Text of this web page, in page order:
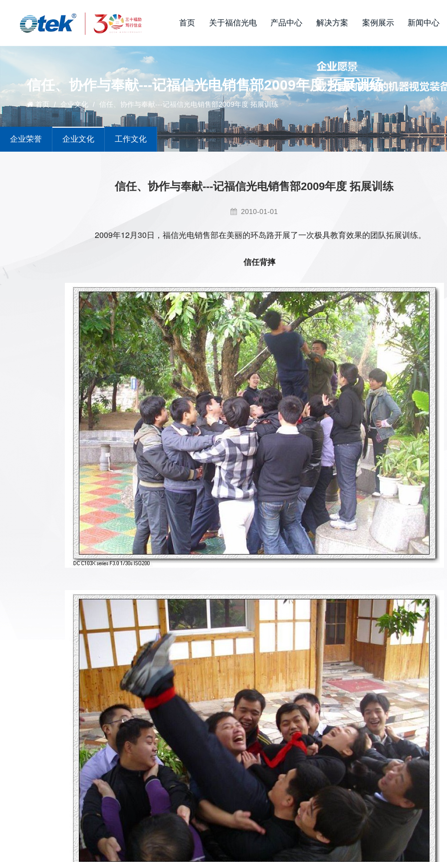
首页 关于福信光电 产品中心 解决方案 案例展示 新闻中心
信任、协作与奉献---记福信光电销售部2009年度 拓展训练
首页 / 企业文化 / 信任、协作与奉献---记福信光电销售部2009年度 拓展训练
企业荣誉 企业文化 工作文化
信任、协作与奉献---记福信光电销售部2009年度 拓展训练
2010-01-01
2009年12月30日，福信光电销售部在美丽的环岛路开展了一次极具教育效果的团队拓展训练。
信任背摔